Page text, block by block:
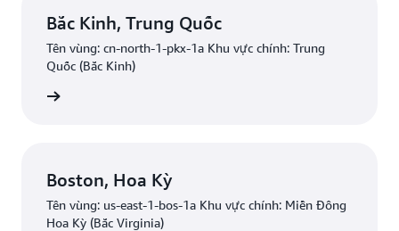
Bắc Kinh, Trung Quốc
Tên vùng: cn-north-1-pkx-1a Khu vực chính: Trung
Quốc (Bắc Kinh)
Boston, Hoa Kỳ
Tên vùng: us-east-1-bos-1a Khu vực chính: Miền Đông
Hoa Kỳ (Bắc Virginia)